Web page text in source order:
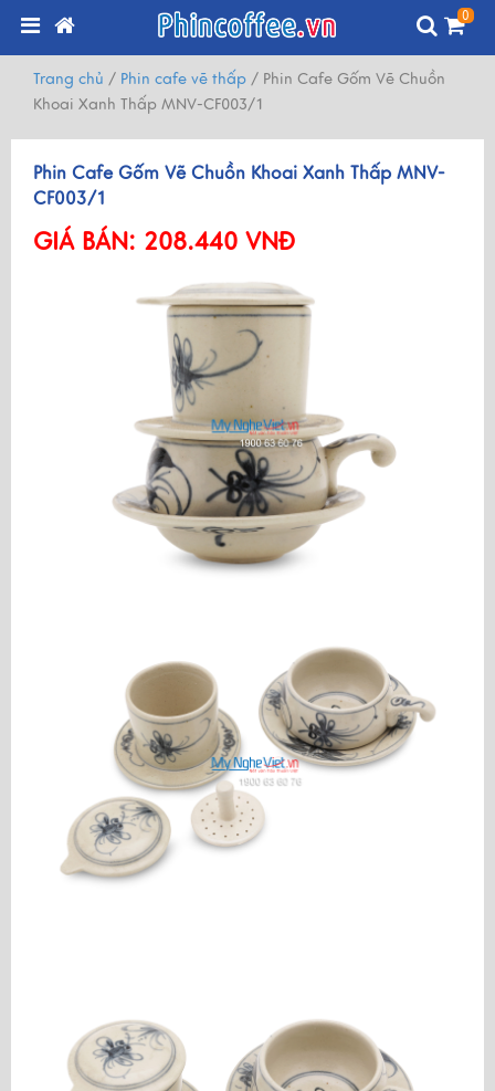
0
Trang chủ / Phin cafe vẽ thấp / Phin Cafe Gốm Vẽ Chuồn
Khoai Xanh Thấp MNV-CF003/1
Phin Cafe Gốm Vẽ Chuồn Khoai Xanh Thấp MNV-
CF003/1
GIÁ BÁN: 208.440 VNĐ